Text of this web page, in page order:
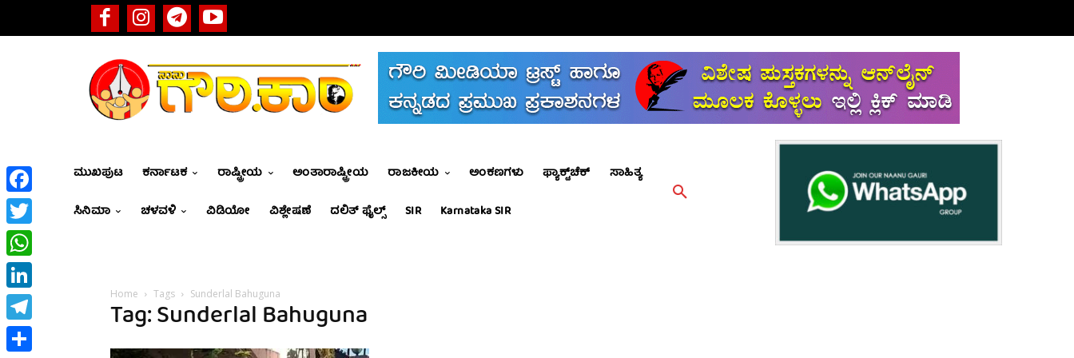
ಮುಖಪುಟ ಕರ್ನಾಟಕ ರಾಷ್ಟ್ರೀಯ ಅಂತಾರಾಷ್ಟ್ರೀಯ ರಾಜಕೀಯ ಅಂಕಣಗಳು ಫ್ಯಾಕ್ಟ್‌ಚೆಕ್
ಸಾಹಿತ್ಯ
ಸಿನಿಮಾ
ಚಳವಳಿ ವಿಡಿಯೋ ವಿಶ್ಲೇಷಣೆ ದಲಿತ್ ಫೈಲ್ಸ್ SIR Karnataka SIR
Home Tags Sunderlal Bahuguna
Tag: Sunderlal Bahuguna
Facebook
Twitter
WhatsApp
LinkedIn
Telegram